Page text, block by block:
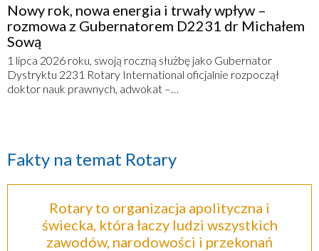
Nowy rok, nowa energia i trwały wpływ –
rozmowa z Gubernatorem D2231 dr Michałem
Sową
1 lipca 2026 roku, swoją roczną służbę jako Gubernator
Dystryktu 2231 Rotary International oficjalnie rozpoczął
doktor nauk prawnych, adwokat –…
Fakty na temat Rotary
Rotary to organizacja apolityczna i
świecka, która łaczy ludzi wszystkich
zawodów, narodowości i przekonań